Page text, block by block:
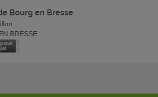
Bourg en Bresse
BRESSE